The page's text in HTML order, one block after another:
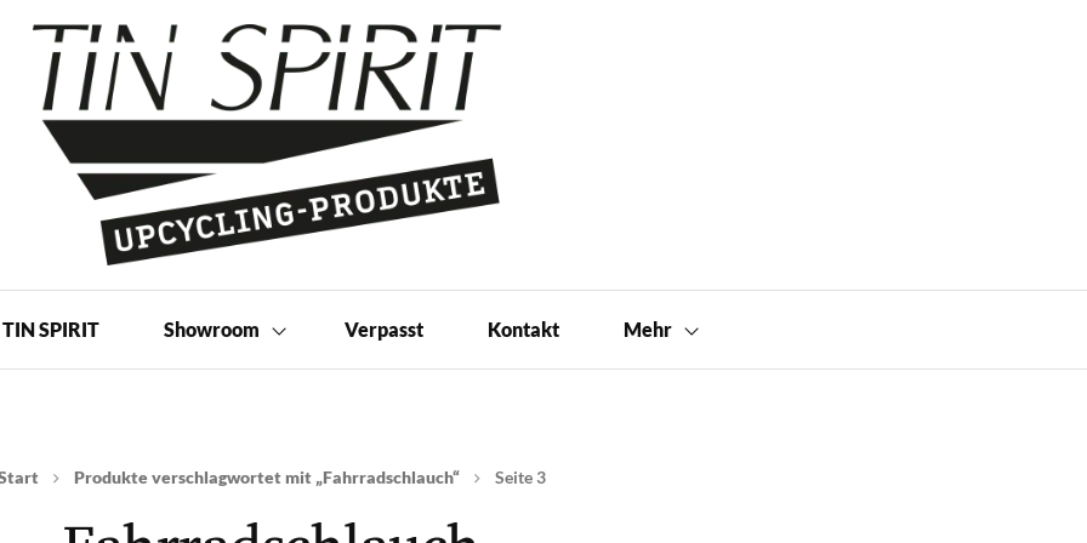
| Shop
SPIRIT Showroom Verpasst Kontakt Mehr
Produkte verschlagwortet mit „Fahrradschlauch“ Seite 3